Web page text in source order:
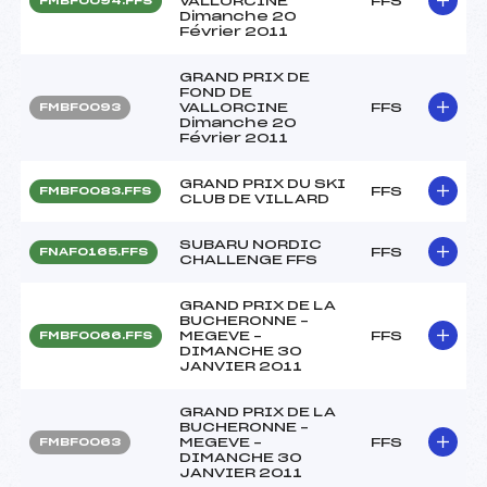
Dimanche 20
Février 2011
FMBF0093
GRAND PRIX DE
FOND DE
VALLORCINE
Dimanche 20
Février 2011
FFS
FMBF0083.FFS
GRAND PRIX DU SKI
CLUB DE VILLARD
FFS
FNAF0165.FFS
SUBARU NORDIC
CHALLENGE FFS
FFS
FMBF0066.FFS
GRAND PRIX DE LA
BUCHERONNE –
MEGEVE –
DIMANCHE 30
JANVIER 2011
FFS
FMBF0063
GRAND PRIX DE LA
BUCHERONNE –
MEGEVE –
DIMANCHE 30
JANVIER 2011
FFS